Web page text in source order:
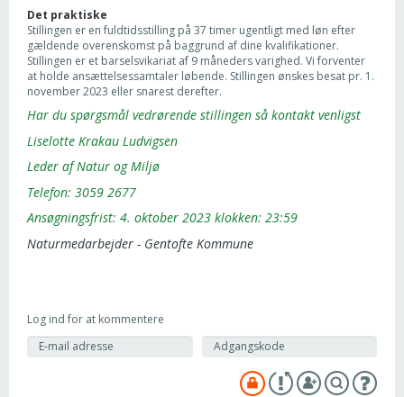
Det praktiske
Stillingen er en fuldtidsstilling på 37 timer ugentligt med løn efter
gældende overenskomst på baggrund af dine kvalifikationer.
Stillingen er et barselsvikariat af 9 måneders varighed. Vi forventer
at holde ansættelsessamtaler løbende. Stillingen ønskes besat pr. 1.
november 2023 eller snarest derefter.
Har du spørgsmål vedrørende stillingen så kontakt venligst
Liselotte Krakau Ludvigsen
Leder af Natur og Miljø
Telefon: 3059 2677
Ansøgningsfrist: 4. oktober 2023 klokken: 23:59
Naturmedarbejder - Gentofte Kommune
Log ind for at kommentere